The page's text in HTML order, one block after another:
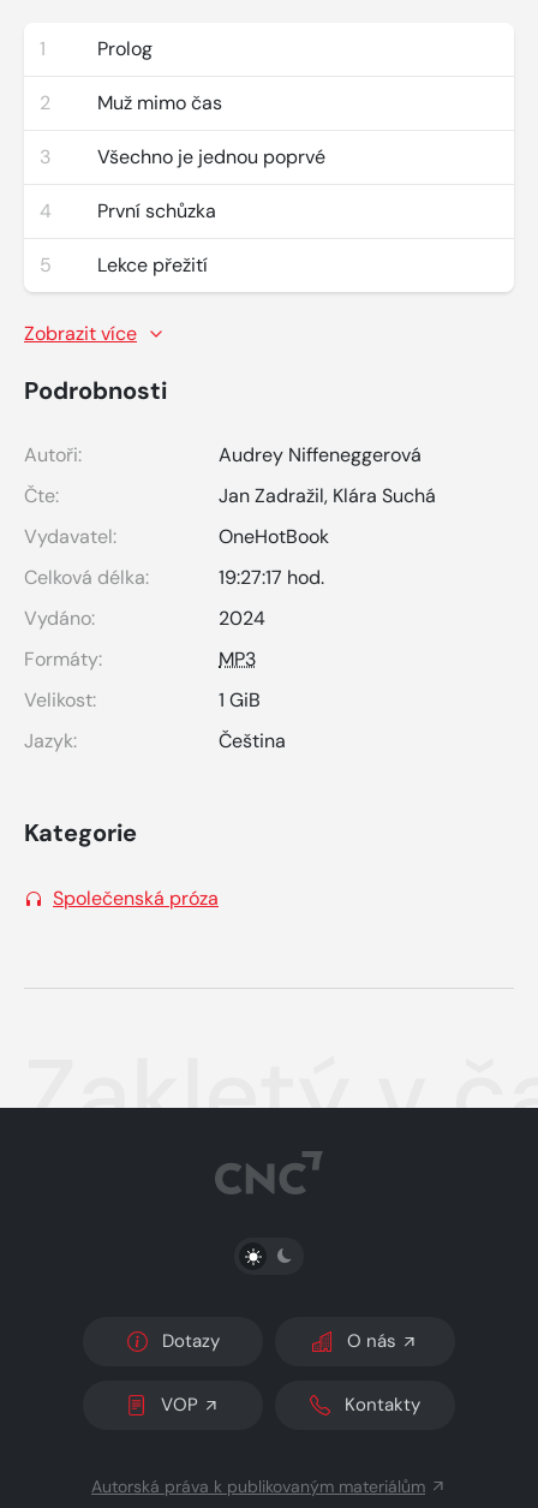
1 Prolog
2 Muž mimo čas
3 Všechno je jednou poprvé
4 První schůzka
5 Lekce přežití
Zobrazit více
Podrobnosti
Autoři:
Audrey Niffeneggerová
Čte:
Jan Zadražil, Klára Suchá
Vydavatel:
OneHotBook
Celková délka:
19:27:17 hod.
Vydáno:
2024
Formáty:
MP3
Velikost:
1 GiB
Jazyk:
Čeština
Kategorie
Společenská próza
Zakletý v
PŘEPNOUT SVĚTLÝ/TMAVÝ REŽIM
Dotazy O nás
VOP Kontakty
Autorská práva k publikovaným materiálům